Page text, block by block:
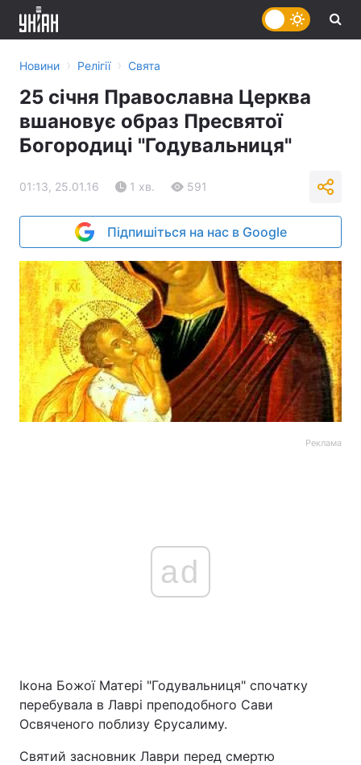
Новини › Релігії › Свята
25 січня Православна Церква
вшановує образ Пресвятої
Богородиці "Годувальниця"
01:13, 25.01.16 1 хв. 591
Підпишіться на нас в Google
Реклама
ad
Ікона Божої Матері "Годувальниця" спочатку
перебувала в Лаврі преподобного Сави
Освяченого поблизу Єрусалиму.
Святий засновник Лаври перед смертю